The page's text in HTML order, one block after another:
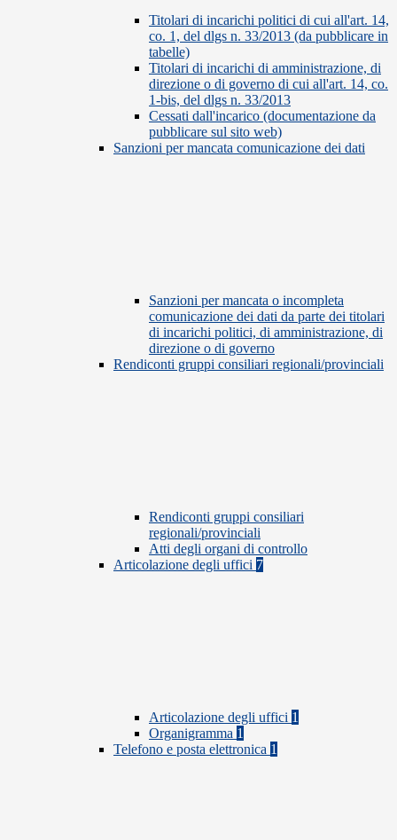
Titolari di incarichi politici di cui all'art. 14,
co. 1, del dlgs n. 33/2013 (da pubblicare in
tabelle)
Titolari di incarichi di amministrazione, di
direzione o di governo di cui all'art. 14, co.
1-bis, del dlgs n. 33/2013
Cessati dall'incarico (documentazione da
pubblicare sul sito web)
Sanzioni per mancata comunicazione dei dati
Sanzioni per mancata o incompleta
comunicazione dei dati da parte dei titolari
di incarichi politici, di amministrazione, di
direzione o di governo
Rendiconti gruppi consiliari regionali/provinciali
Rendiconti gruppi consiliari
regionali/provinciali
Atti degli organi di controllo
Articolazione degli uffici 7
Articolazione degli uffici 1
Organigramma 1
Telefono e posta elettronica 1